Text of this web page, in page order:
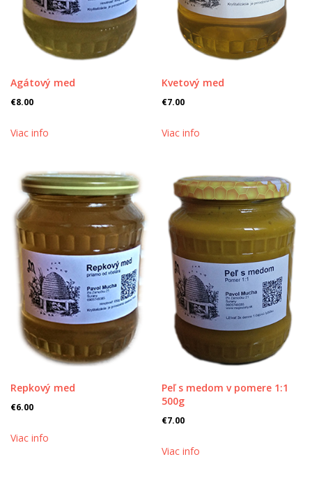
Agátový med
€8.00
Viac info
Kvetový med
€7.00
Viac info
Repkový med
€6.00
Viac info
Peľ s medom v pomere 1:1
500g
€7.00
Viac info